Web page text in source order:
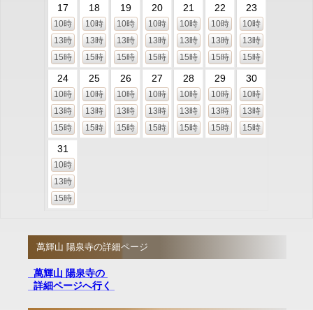
17
10時
13時
15時
18
10時
13時
15時
19
10時
13時
15時
20
10時
13時
15時
21
10時
13時
15時
22
10時
13時
15時
23
10時
13時
15時
24
10時
13時
15時
25
10時
13時
15時
26
10時
13時
15時
27
10時
13時
15時
28
10時
13時
15時
29
10時
13時
15時
30
10時
13時
15時
31
10時
13時
15時
萬輝山 陽泉寺の詳細ページ
萬輝山 陽泉寺の
詳細ページへ行く